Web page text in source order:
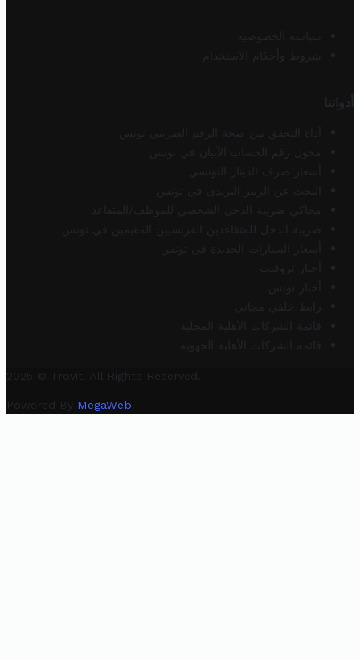
سياسة الخصوصية
شروط وأحكام الاستخدام
أدواتنا
أداة التحقق من صحة الرقم الضريبي تونس
محول رقم الحساب الآيبان في تونس
أسعار صرف الدينار التونسي
البحث عن الرمز البريدي في تونس
محاكي ضريبة الدخل الشخصي للموظف/المتقاعد
ضريبة الدخل للمتقاعدين الفرنسيين المقيمين في تونس
أسعار السيارات الجديدة في تونس
أخبار تروفيت
أخبار تونس
رابط خلفي مجاني
قائمة الشركات الأهلية المحلية
قائمة الشركات الأهلية الجهوية
2025 © Trovit. All Rights Reserved.
Powered By MegaWeb